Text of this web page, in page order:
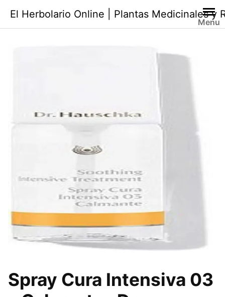
contenido
El Herbolario Online | Plantas Medicinales y
Menu
Spray Cura Intensiva 03